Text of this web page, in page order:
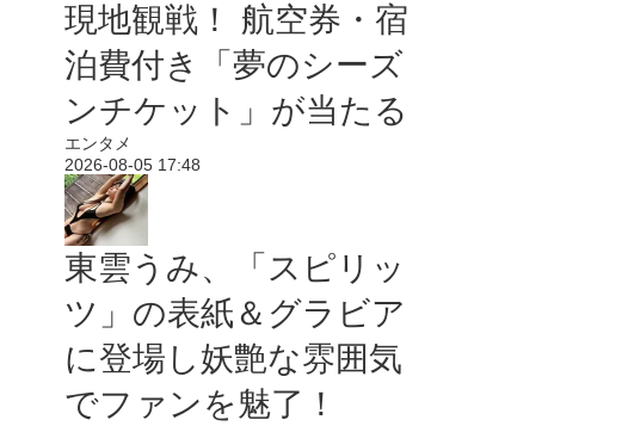
現地観戦！ 航空券・宿
泊費付き「夢のシーズ
ンチケット」が当たる
エンタメ
2026-08-05 17:48
東雲うみ、「スピリッ
ツ」の表紙＆グラビア
に登場し妖艶な雰囲気
でファンを魅了！